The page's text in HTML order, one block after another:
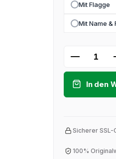
Mit Flagge
Mit Name &
In den
Sicherer SSL-
100%